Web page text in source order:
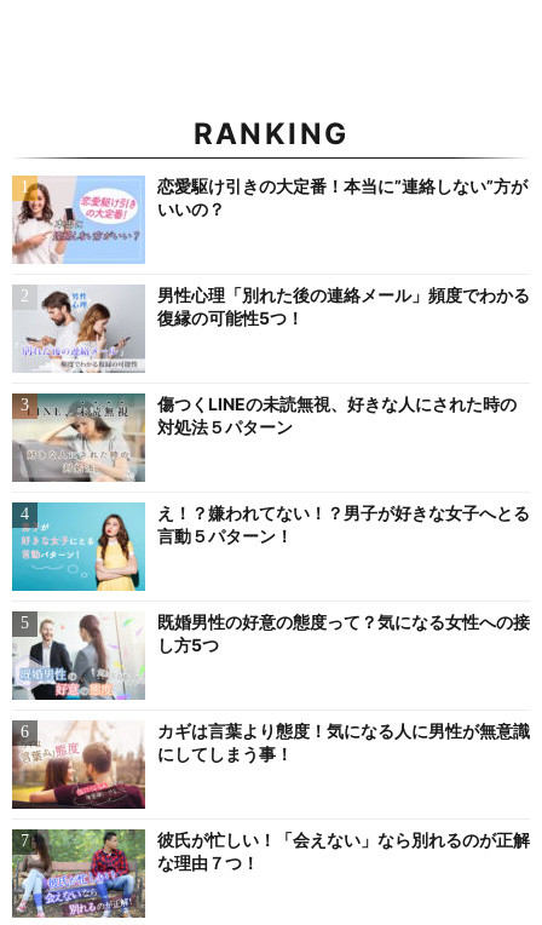
RANKING
恋愛駆け引きの大定番！本当に”連絡しない”方が
いいの？
男性心理「別れた後の連絡メール」頻度でわかる
復縁の可能性5つ！
傷つくLINEの未読無視、好きな人にされた時の
対処法５パターン
え！？嫌われてない！？男子が好きな女子へとる
言動５パターン！
既婚男性の好意の態度って？気になる女性への接
し方5つ
カギは言葉より態度！気になる人に男性が無意識
にしてしまう事！
彼氏が忙しい！「会えない」なら別れるのが正解
な理由７つ！